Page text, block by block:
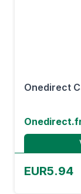
Onedirect
EUR5.94